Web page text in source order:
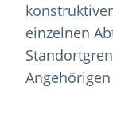
einzelnen